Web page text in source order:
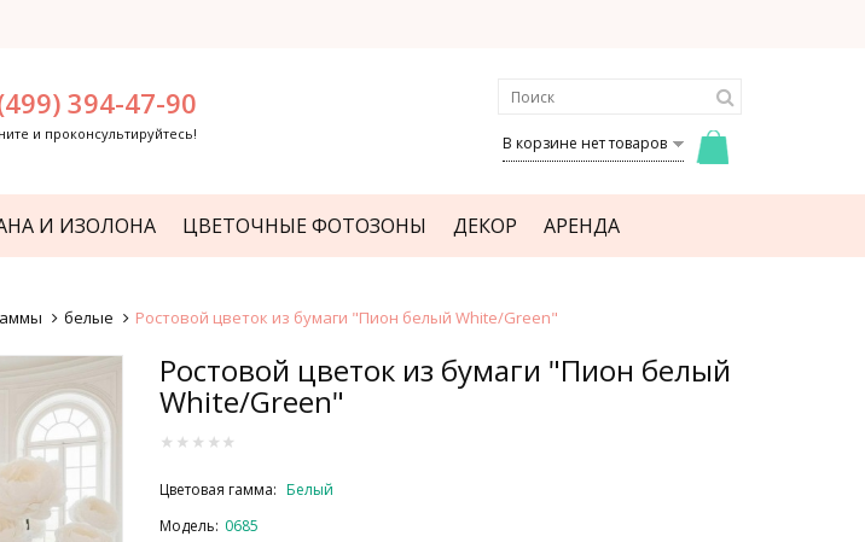
394-47-90
и проконсультируйтесь! В корзине нет товаров
И ИЗОЛОНА ЦВЕТОЧНЫЕ ФОТОЗОНЫ ДЕКОР АРЕНДА
белые Ростовой цветок из бумаги "Пион белый White/Green"
Ростовой цветок из бумаги "Пион белый
White/Green"
Цветовая гамма: Белый
Модель: 0685